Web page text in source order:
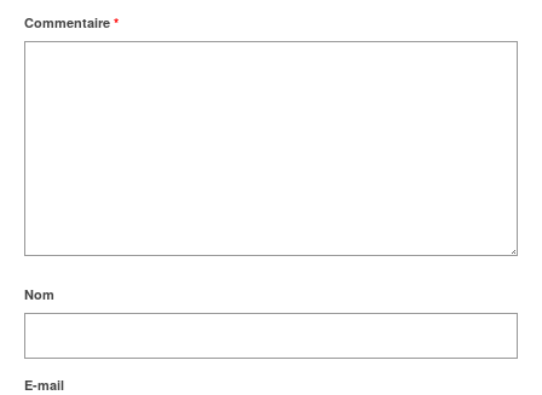
Commentaire *
Nom
E-mail